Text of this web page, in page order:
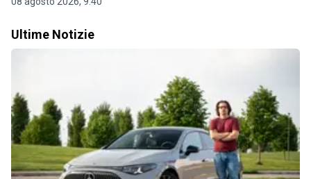
Ultime Notizie